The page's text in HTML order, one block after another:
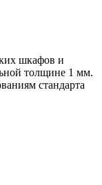
шкафов и
толщине 1 мм.
стандарта